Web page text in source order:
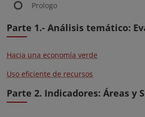
Prologo
Parte 1.- Análisis temático:
Hacia una economía verde
Uso eficiente de recursos
Parte 2. Indicadores: Áreas y